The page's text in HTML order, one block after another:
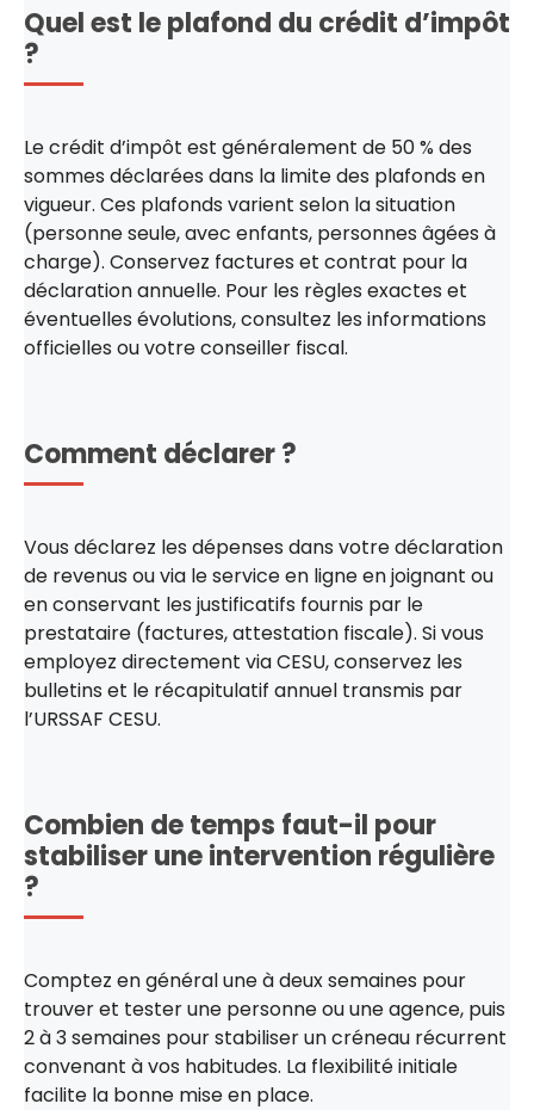
Quel est le plafond du crédit d’impôt
?
Le crédit d’impôt est généralement de 50 % des
sommes déclarées dans la limite des plafonds en
vigueur. Ces plafonds varient selon la situation
(personne seule, avec enfants, personnes âgées à
charge). Conservez factures et contrat pour la
déclaration annuelle. Pour les règles exactes et
éventuelles évolutions, consultez les informations
officielles ou votre conseiller fiscal.
Comment déclarer ?
Vous déclarez les dépenses dans votre déclaration
de revenus ou via le service en ligne en joignant ou
en conservant les justificatifs fournis par le
prestataire (factures, attestation fiscale). Si vous
employez directement via CESU, conservez les
bulletins et le récapitulatif annuel transmis par
l’URSSAF CESU.
Combien de temps faut-il pour
stabiliser une intervention régulière
?
Comptez en général une à deux semaines pour
trouver et tester une personne ou une agence, puis
2 à 3 semaines pour stabiliser un créneau récurrent
convenant à vos habitudes. La flexibilité initiale
facilite la bonne mise en place.